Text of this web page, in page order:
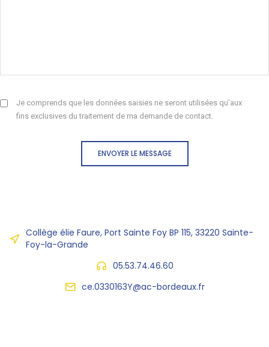
Je comprends que les données saisies ne seront utilisées qu'aux
fins exclusives du traitement de ma demande de contact.
ENVOYER LE MESSAGE
Collège élie Faure, Port Sainte Foy BP 115, 33220 Sainte-
Foy-la-Grande
05.53.74.46.60
ce.0330163Y@ac-bordeaux.fr